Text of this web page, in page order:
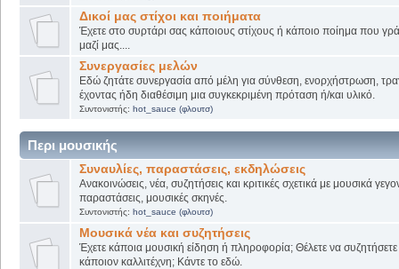
Δικοί μας στίχοι και ποιήματα
Έχετε στο συρτάρι σας κάποιους στίχους ή κάποιο ποίημα που
μαζί μας....
Συνεργασίες μελών
Εδώ ζητάτε συνεργασία από μέλη για σύνθεση, ενορχήστρωση,
έχοντας ήδη διαθέσιμη μια συγκεκριμένη πρόταση ή/και υλικό.
Συντονιστής: hot_sauce (φλουτσ)
Περι μουσικής
Συναυλίες, παραστάσεις, εκδηλώσεις
Ανακοινώσεις, νέα, συζητήσεις και κριτικές σχετικά με μουσικά
παραστάσεις, μουσικές σκηνές.
Συντονιστής: hot_sauce (φλουτσ)
Μουσικά νέα και συζητήσεις
Έχετε κάποια μουσική είδηση ή πληροφορία; Θέλετε να
κάποιον καλλιτέχνη; Κάντε το εδώ.